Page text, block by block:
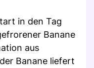
in den Tag
Banane
aus
Banane liefert